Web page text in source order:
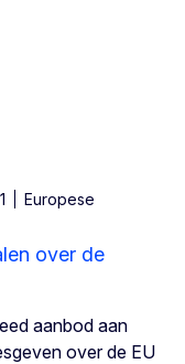
Europese
over de
aanbod aan
over de EU